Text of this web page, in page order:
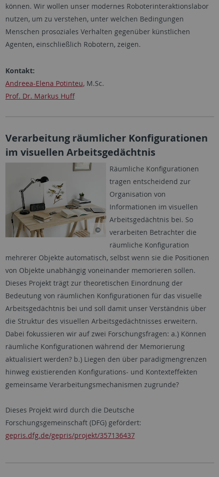
können. Wir wollen unser modernes Roboterinteraktionslabor
nutzen, um zu verstehen, unter welchen Bedingungen
Menschen prosoziales Verhalten gegenüber künstlichen
Agenten, einschließlich Robotern, zeigen.
Kontakt:
Andreea-Elena Potinteu, M.Sc.
Prof. Dr. Markus Huff
Verarbeitung räumlicher Konfigurationen
im visuellen Arbeitsgedächtnis
Räumliche Konfigurationen
tragen entscheidend zur
Organisation von
Informationen im visuellen
Arbeitsgedächtnis bei. So
verarbeiten Betrachter die
räumliche Konfiguration
mehrerer Objekte automatisch, selbst wenn sie die Positionen
von Objekte unabhängig voneinander memorieren sollen.
Dieses Projekt trägt zur theoretischen Einordnung der
Bedeutung von räumlichen Konfigurationen für das visuelle
Arbeitsgedächtnis bei und soll damit unser Verständnis über
die Struktur des visuellen Arbeitsgedächtnisses erweitern.
Dabei fokussieren wir auf zwei Forschungsfragen: a.) Können
räumliche Konfigurationen während der Memorierung
aktualisiert werden? b.) Liegen den über paradigmengrenzen
hinweg existierenden Konfigurations- und Kontexteffekten
gemeinsame Verarbeitungsmechanismen zugrunde?
Dieses Projekt wird durch die Deutsche
Forschungsgemeinschaft (DFG) gefördert:
gepris.dfg.de/gepris/projekt/357136437